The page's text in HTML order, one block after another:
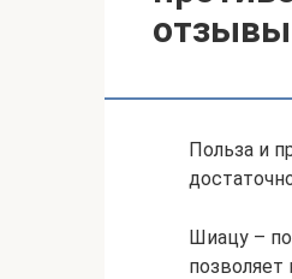
отзывы
Польза и
Шиацу –
позволяет